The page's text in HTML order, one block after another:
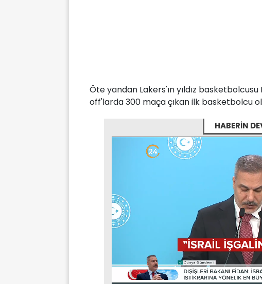
Öte yandan Lakers'ın yıldız
off'larda 300 maça çıkan ilk basketbolcu
HABERİN